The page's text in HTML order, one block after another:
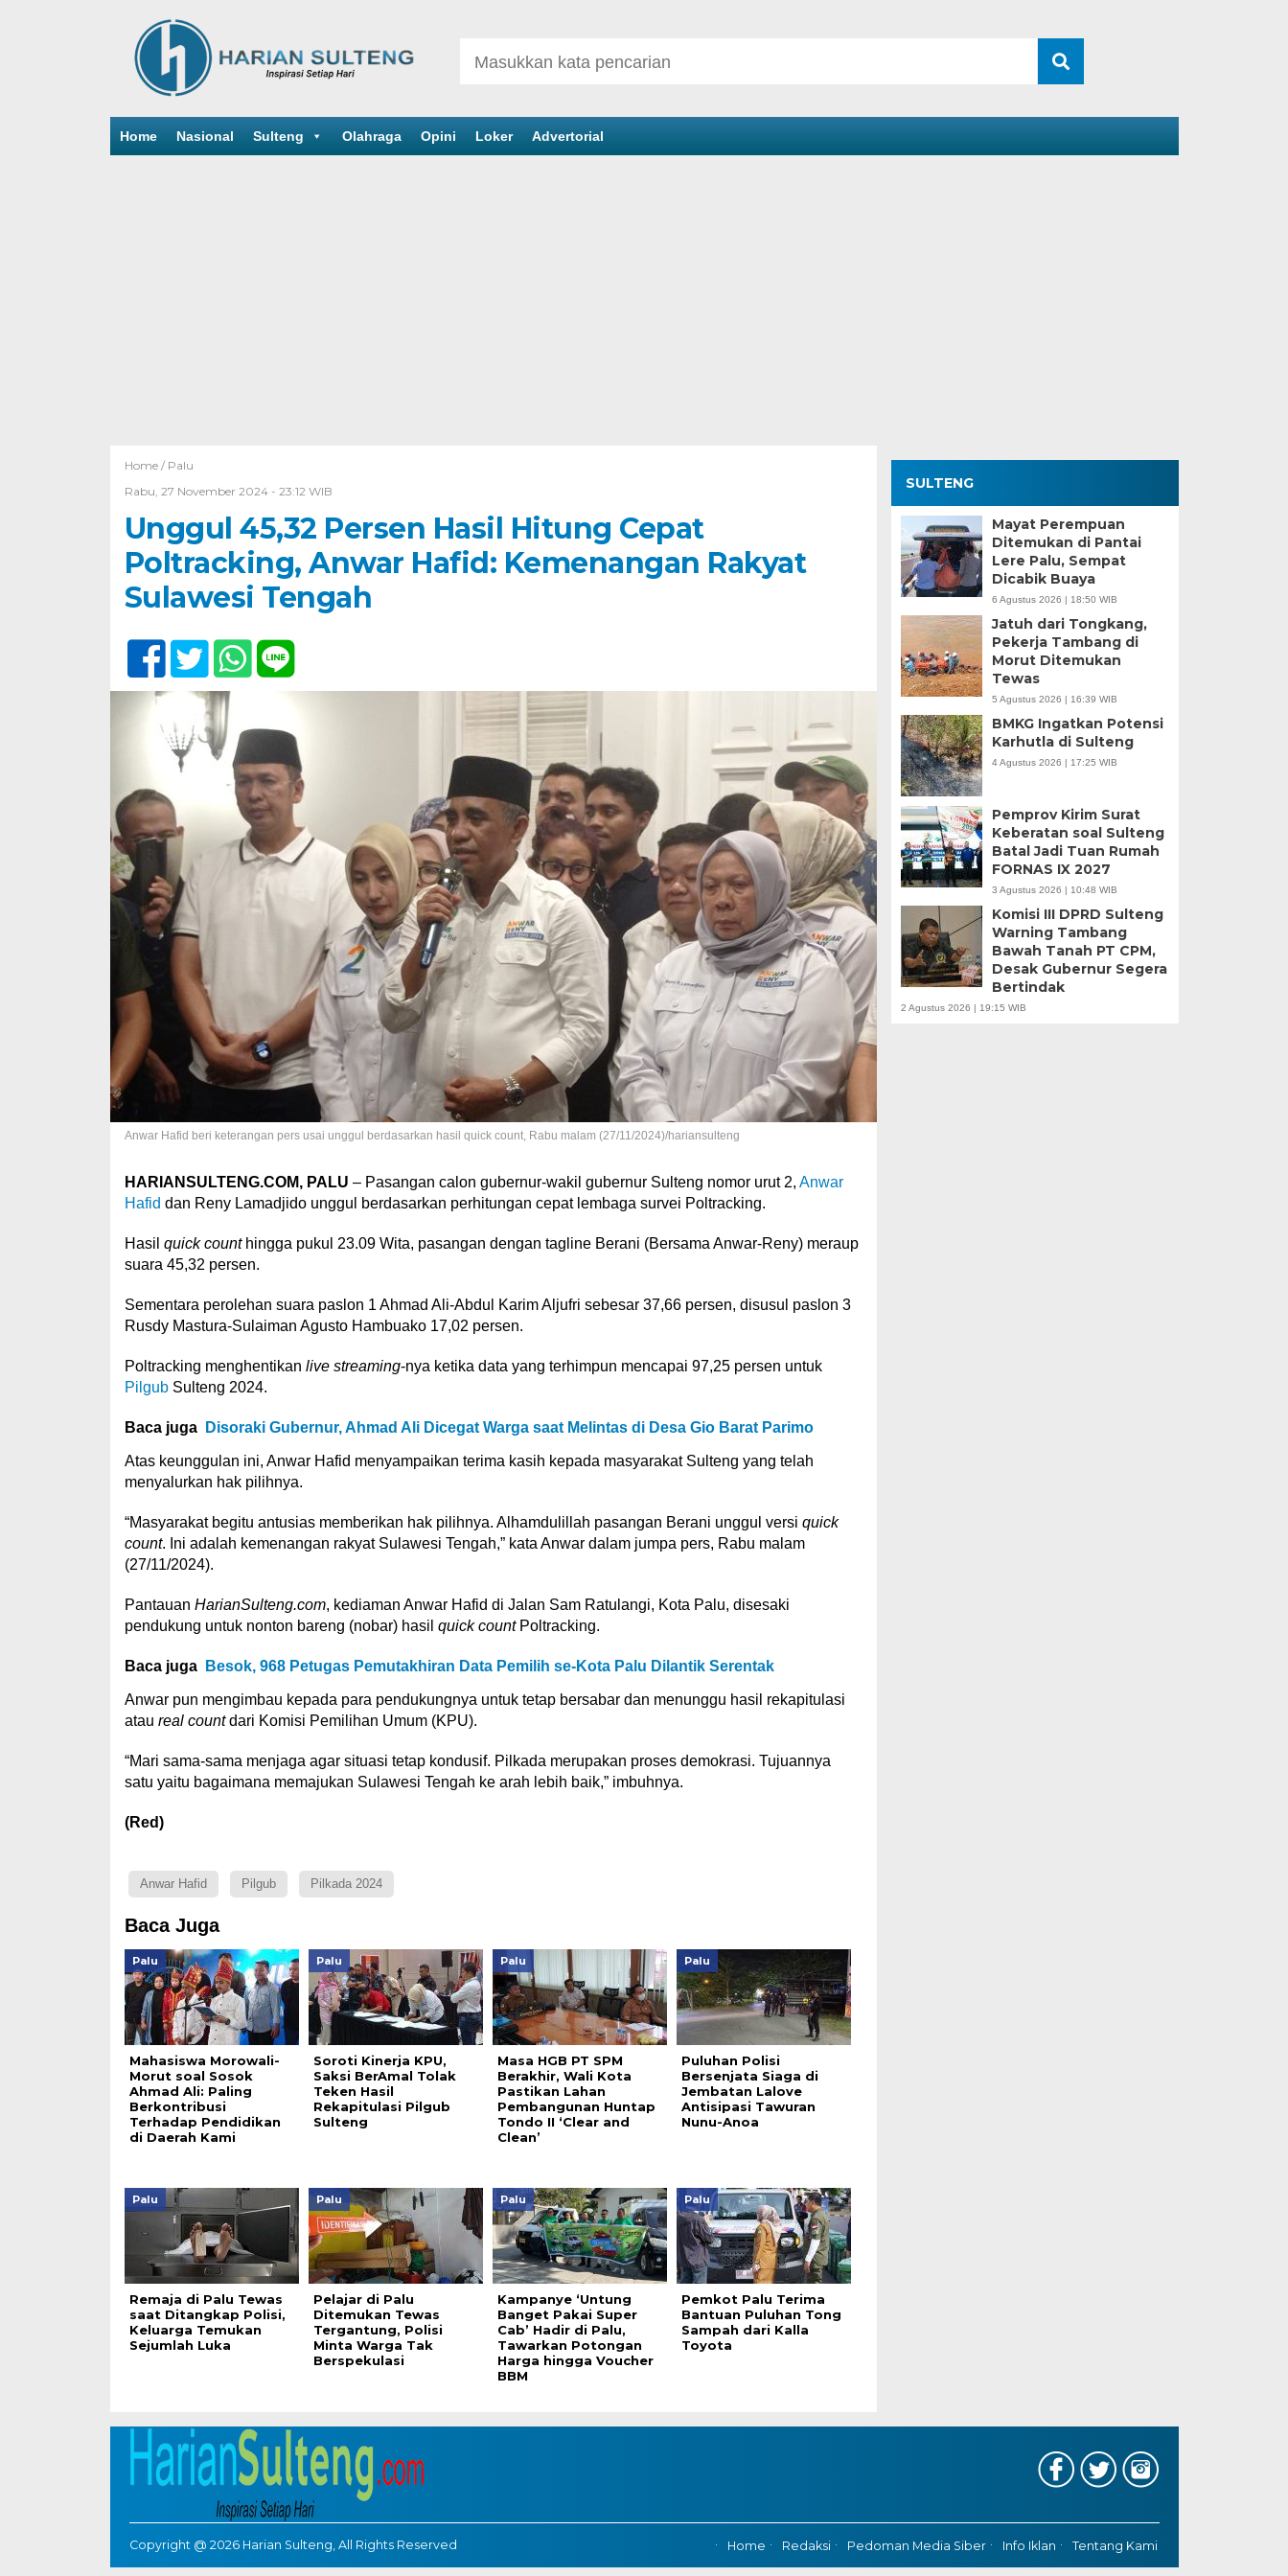
Home Nasional Sulteng Olahraga Opini Loker Advertorial
Home / Palu
Rabu, 27 November 2024 - 23:12 WIB
Unggul 45,32 Persen Hasil Hitung Cepat
Poltracking, Anwar Hafid: Kemenangan Rakyat
Sulawesi Tengah
Anwar Hafid beri keterangan pers usai unggul berdasarkan hasil quick count, Rabu malam (27/11/2024)/hariansulteng
HARIANSULTENG.COM, PALU – Pasangan calon gubernur-wakil gubernur Sulteng nomor urut 2, Anwar
Hafid dan Reny Lamadjido unggul berdasarkan perhitungan cepat lembaga survei Poltracking.
Hasil quick counthingga pukul 23.09 Wita, pasangan dengan tagline Berani (Bersama Anwar-Reny) meraup
suara 45,32 persen.
Sementara perolehan suara paslon 1 Ahmad Ali-Abdul Karim Aljufri sebesar 37,66 persen, disusul paslon 3
Rusdy Mastura-Sulaiman Agusto Hambuako 17,02 persen.
Poltracking menghentikan live streaming-nya ketika data yang terhimpun mencapai 97,25 persen untuk
PilgubSulteng 2024.
Baca juga Disoraki Gubernur, Ahmad Ali Dicegat Warga saat Melintas di Desa Gio Barat Parimo
Atas keunggulan ini, Anwar Hafid menyampaikan terima kasih kepada masyarakat Sulteng yang telah
menyalurkan hak pilihnya.
“Masyarakat begitu antusias memberikan hak pilihnya. Alhamdulillah pasangan Berani unggul versi quick
count. Ini adalah kemenangan rakyat Sulawesi Tengah,” kata Anwar dalam jumpa pers, Rabu malam
(27/11/2024).
Pantauan HarianSulteng.com, kediaman Anwar Hafid di Jalan Sam Ratulangi, Kota Palu, disesaki
pendukung untuk nonton bareng (nobar) hasil quick countPoltracking.
Baca juga Besok, 968 Petugas Pemutakhiran Data Pemilih se-Kota Palu Dilantik Serentak
Anwar pun mengimbau kepada para pendukungnya untuk tetap bersabar dan menunggu hasil rekapitulasi
atau real countdari Komisi Pemilihan Umum (KPU).
“Mari sama-sama menjaga agar situasi tetap kondusif. Pilkada merupakan proses demokrasi. Tujuannya
satu yaitu bagaimana memajukan Sulawesi Tengah ke arah lebih baik,” imbuhnya.
(Red)
Anwar Hafid Pilgub Pilkada 2024
Baca Juga
Palu
Mahasiswa Morowali-
Morut soal Sosok
Ahmad Ali: Paling
Berkontribusi
Terhadap Pendidikan
di Daerah Kami
Palu
Soroti Kinerja KPU,
Saksi BerAmal Tolak
Teken Hasil
Rekapitulasi Pilgub
Sulteng
Palu
Masa HGB PT SPM
Berakhir, Wali Kota
Pastikan Lahan
Pembangunan Huntap
Tondo II ‘Clear and
Clean’
Palu
Puluhan Polisi
Bersenjata Siaga di
Jembatan Lalove
Antisipasi Tawuran
Nunu-Anoa
Palu
Remaja di Palu Tewas
saat Ditangkap Polisi,
Keluarga Temukan
Sejumlah Luka
Palu
Pelajar di Palu
Ditemukan Tewas
Tergantung, Polisi
Minta Warga Tak
Berspekulasi
Palu
Kampanye ‘Untung
Banget Pakai Super
Cab’ Hadir di Palu,
Tawarkan Potongan
Harga hingga Voucher
BBM
Palu
Pemkot Palu Terima
Bantuan Puluhan Tong
Sampah dari Kalla
Toyota
SULTENG
Mayat Perempuan
Ditemukan di Pantai
Lere Palu, Sempat
Dicabik Buaya
6 Agustus 2026 | 18:50 WIB
Jatuh dari Tongkang,
Pekerja Tambang di
Morut Ditemukan
Tewas
5 Agustus 2026 | 16:39 WIB
BMKG Ingatkan Potensi
Karhutla di Sulteng
4 Agustus 2026 | 17:25 WIB
Pemprov Kirim Surat
Keberatan soal Sulteng
Batal Jadi Tuan Rumah
FORNAS IX 2027
3 Agustus 2026 | 10:48 WIB
Komisi III DPRD Sulteng
Warning Tambang
Bawah Tanah PT CPM,
Desak Gubernur Segera
Bertindak
2 Agustus 2026 | 19:15 WIB
Copyright @ 2026 Harian Sulteng, All Rights Reserved Home Redaksi Pedoman Media Siber Info Iklan Tentang Kami